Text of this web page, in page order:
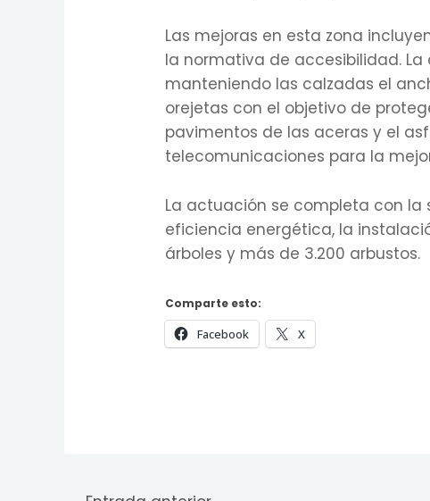
Las mejoras en esta zona
la normativa de accesibilidad.
manteniendo las calzadas el
orejetas con el objetivo de
pavimentos de las aceras y el
telecomunicaciones para la
La actuación se completa con
eficiencia energética, la
árboles y más de 3.200 arbustos.
Comparte esto:
Facebook X